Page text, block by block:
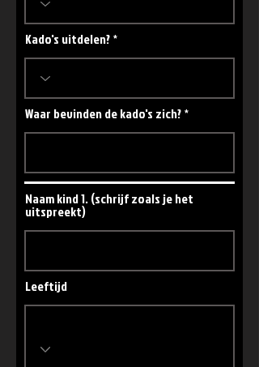
Kado's uitdelen?
Waar bevinden de kado's zich?
Naam kind 1. (schrijf zoals je het
uitspreekt)
Leeftijd